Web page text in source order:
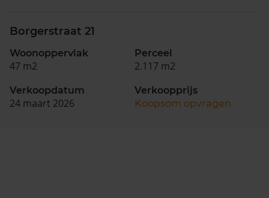
Borgerstraat 21
Woonoppervlak
47 m2
Perceel
2.117 m2
Verkoopdatum
24 maart 2026
Verkoopprijs
Koopsom opvragen